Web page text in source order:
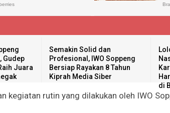
Gudep
Juara
Semakin Solid dan
Profesional, IWO Soppeng
Bersiap Rayakan 8 Tahun
Kiprah Media Siber
di
kegiatan rutin yang dilakukan oleh IWO